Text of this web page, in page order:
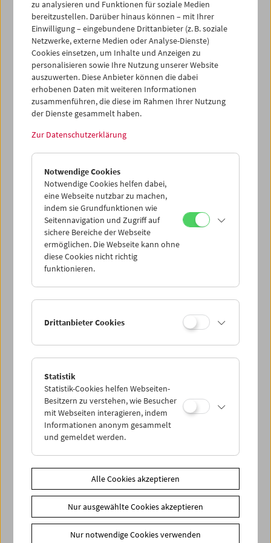
wir in Kooperation mit SYNEMA – Gesellschaft für Film &
Medien eine Hommagean ihn mit dem Titel "Das
unbekannte Meisterwerk".Michael OmastaundBrigitte
Mayrhaben dafür zusammen mit dem Filmemacher zehn
seiner Arbeiten ausgesucht, rund ein Drittel seines
Œuvres. In Anwesenheit vonPeter Goedel
ProgrammJuli / August 2022 - Hommage an Peter Goedel
< zurück zur Übersicht
Share on
Newsletter
Fotos unserer Gäste
Gästebuch
zu analysieren und Funktionen für soziale Medien
bereitzustellen. Darüber hinaus können – mit Ihrer
Einwilligung – eingebundene Drittanbieter (z. B. soziale
Netzwerke, externe Medien oder Analyse-Dienste)
Cookies einsetzen, um Inhalte und Anzeigen zu
personalisieren sowie Ihre Nutzung unserer Website
auszuwerten. Diese Anbieter können die dabei
erhobenen Daten mit weiteren Informationen
zusammenführen, die diese im Rahmen Ihrer Nutzung
der Dienste gesammelt haben.
Zur Datenschutzerklärung
Notwendige Cookies
Notwendige Cookies helfen dabei,
eine Webseite nutzbar zu machen,
indem sie Grundfunktionen wie
Seitennavigation und Zugriff auf
sichere Bereiche der Webseite
ermöglichen. Die Webseite kann ohne
diese Cookies nicht richtig
funktionieren.
Drittanbieter Cookies
Statistik
Statistik-Cookies helfen Webseiten-
Besitzern zu verstehen, wie Besucher
mit Webseiten interagieren, indem
Informationen anonym gesammelt
und gemeldet werden.
Alle Cookies akzeptieren
Nur ausgewählte Cookies akzeptieren
Nur notwendige Cookies verwenden